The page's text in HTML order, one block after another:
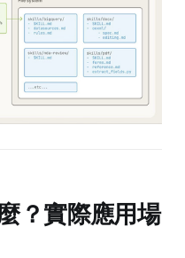
？實際應用場